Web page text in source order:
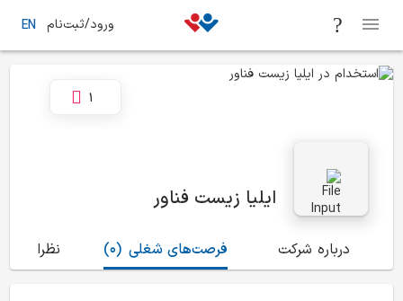
ورود/ثبت‌نام EN
ایلیا زیست فناور
1
درباره شرکت (0) فرصت‌های شغلی نظرات